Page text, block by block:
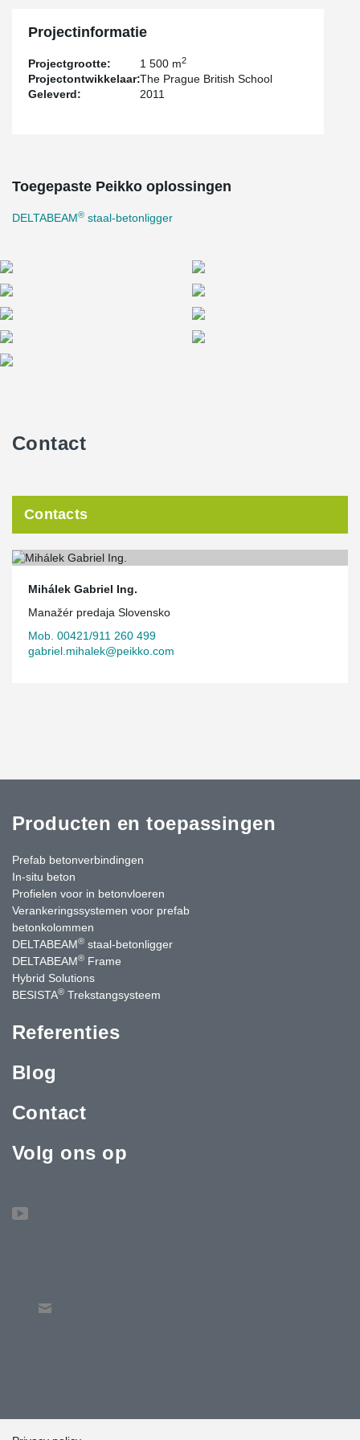
Projectinformatie
Projectgrootte: 1 500 m2
Projectontwikkelaar:The Prague British School
Geleverd:
2011
Toegepaste Peikko oplossingen
DELTABEAM® staal-betonligger
Contact
Contacts
Mihálek Gabriel Ing.
Manažér predaja Slovensko
Mob. 00421/911 260 499
gabriel.mihalek@peikko.com
Producten en toepassingen
Prefab betonverbindingen
In-situ beton
Profielen voor in betonvloeren
Verankeringssystemen voor prefab
betonkolommen
DELTABEAM® staal-betonligger
DELTABEAM® Frame
Hybrid Solutions
BESISTA® Trekstangsysteem
Referenties
Blog
Contact
Volg ons op